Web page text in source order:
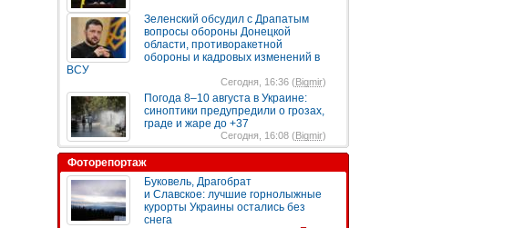
Зеленский обсудил с Драпатым
вопросы обороны Донецкой
области, противоракетной
обороны и кадровых изменений в
ВСУ
Сегодня, 16:36 (Bigmir)
Погода 8–10 августа в Украине:
синоптики предупредили о грозах,
граде и жаре до +37
Сегодня, 16:08 (Bigmir)
Фоторепортаж
Буковель, Драгобрат
и Славское: лучшие горнолыжные
курорты Украины остались без
снега